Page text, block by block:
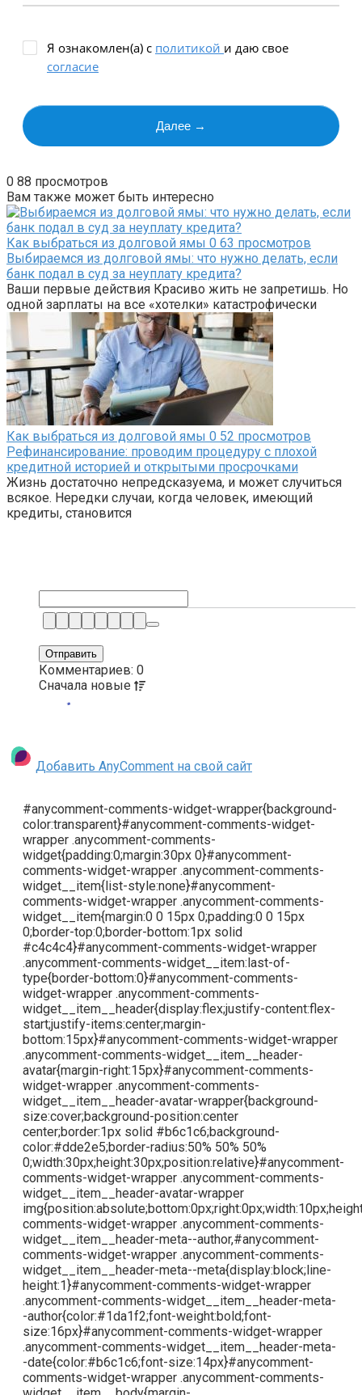
0 88 просмотров
Вам также может быть интересно
Как выбраться из долговой ямы 0 63 просмотров
Выбираемся из долговой ямы: что нужно делать, если
банк подал в суд за неуплату кредита?
Ваши первые действия Красиво жить не запретишь. Но
одной зарплаты на все «хотелки» катастрофически
Как выбраться из долговой ямы 0 52 просмотров
Рефинансирование: проводим процедуру с плохой
кредитной историей и открытыми просрочками
Жизнь достаточно непредсказуема, и может случиться
всякое. Нередки случаи, когда человек, имеющий
кредиты, становится
Комментариев: 0
Сначала новые
Добавить AnyComment на свой сайт
#anycomment-comments-widget-wrapper{background-
color:transparent}#anycomment-comments-widget-
wrapper .anycomment-comments-
widget{padding:0;margin:30px 0}#anycomment-
comments-widget-wrapper .anycomment-comments-
widget__item{list-style:none}#anycomment-
comments-widget-wrapper .anycomment-comments-
widget__item{margin:0 0 15px 0;padding:0 0 15px
0;border-top:0;border-bottom:1px solid
#c4c4c4}#anycomment-comments-widget-wrapper
.anycomment-comments-widget__item:last-of-
type{border-bottom:0}#anycomment-comments-
widget-wrapper .anycomment-comments-
widget__item__header{display:flex;justify-content:flex-
start;justify-items:center;margin-
bottom:15px}#anycomment-comments-widget-wrapper
.anycomment-comments-widget__item__header-
avatar{margin-right:15px}#anycomment-comments-
widget-wrapper .anycomment-comments-
widget__item__header-avatar-wrapper{background-
size:cover;background-position:center
center;border:1px solid #b6c1c6;background-
color:#dde2e5;border-radius:50% 50% 50%
0;width:30px;height:30px;position:relative}#anycomment-
comments-widget-wrapper .anycomment-comments-
widget__item__header-avatar-wrapper
comments-widget-wrapper .anycomment-comments-
widget__item__header-meta--author,#anycomment-
comments-widget-wrapper .anycomment-comments-
widget__item__header-meta--meta{display:block;line-
height:1}#anycomment-comments-widget-wrapper
.anycomment-comments-widget__item__header-meta-
-author{color:#1da1f2;font-weight:bold;font-
size:16px}#anycomment-comments-widget-wrapper
.anycomment-comments-widget__item__header-meta-
-date{color:#b6c1c6;font-size:14px}#anycomment-
comments-widget-wrapper .anycomment-comments-